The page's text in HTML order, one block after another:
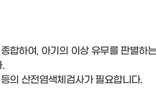
합하여, 아기의 이상 유무를 판별하
의 산전염색체검사가 필요합니다.